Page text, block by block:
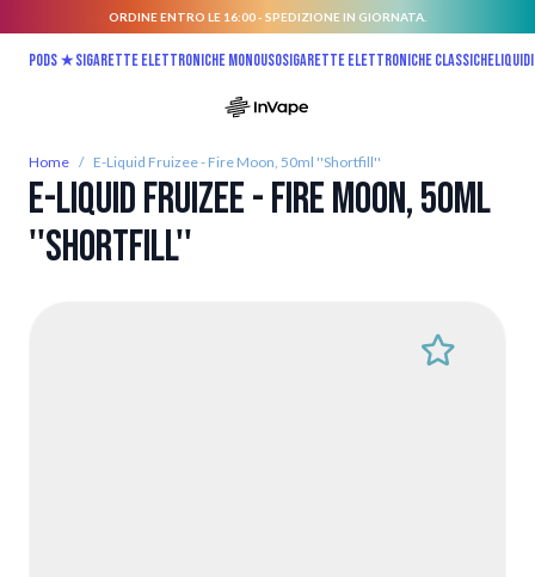
ORDINE ENTRO LE 16:00 - SPEDIZIONE IN GIORNATA.
Pods ★Sigarette elettroniche monousoSigarette elettroniche classiche
Home / E-Liquid Fruizee - Fire Moon, 50ml ''Shortfill''
E-Liquid Fruizee - Fire Moon, 50ml
''Shortfill''